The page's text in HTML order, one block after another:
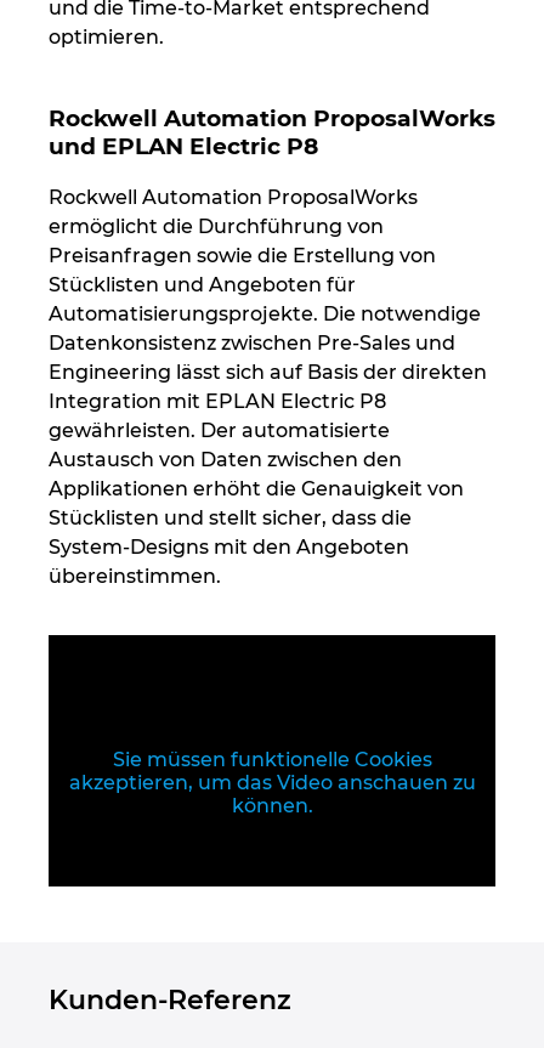
und die Time-to-Market entsprechend
optimieren.
Rockwell Automation ProposalWorks
und EPLAN Electric P8
Rockwell Automation ProposalWorks
ermöglicht die Durchführung von
Preisanfragen sowie die Erstellung von
Stücklisten und Angeboten für
Automatisierungsprojekte. Die notwendige
Datenkonsistenz zwischen Pre-Sales und
Engineering lässt sich auf Basis der direkten
Integration mit EPLAN Electric P8
gewährleisten. Der automatisierte
Austausch von Daten zwischen den
Applikationen erhöht die Genauigkeit von
Stücklisten und stellt sicher, dass die
System-Designs mit den Angeboten
übereinstimmen.
Sie müssen funktionelle Cookies
akzeptieren, um das Video anschauen zu
können.
Kunden-Referenz
Slowenien
Spanien
Südafrika
Südkorea
Thailand
Tschechische Republik
Türkei
Ukraine
Vereinigte Arabische Emirate